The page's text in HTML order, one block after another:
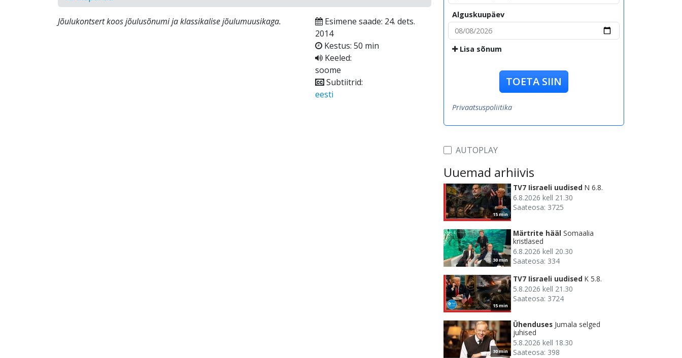
Jõulukontsert koos jõulusõnumi ja klassikalise jõulumuusikaga.
Esimene saade: 24. dets.
2014
Kestus: 50 min
Keeled:
soome
Subtiitrid:
eesti
Alguskuupäev
Lisa sõnum
TOETA SIIN
Privaatsuspoliitika
AUTOPLAY
Uuemad arhiivis
15 min
TV7 Iisraeli uudised N 6.8.
6.8.2026 kell 21.30
Saateosa: 3725
30 min
Märtrite hääl Somaalia
kristlased
6.8.2026 kell 20.30
Saateosa: 334
15 min
TV7 Iisraeli uudised K 5.8.
5.8.2026 kell 21.30
Saateosa: 3724
30 min
Ühenduses Jumala selged
juhised
5.8.2026 kell 18.30
Saateosa: 398